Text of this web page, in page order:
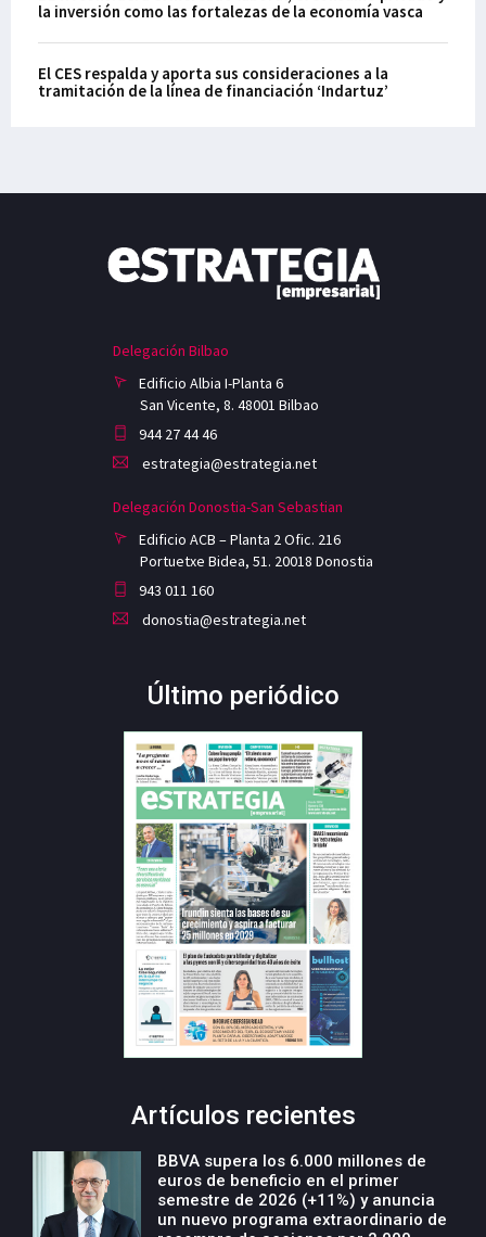
la inversión como las fortalezas de la economía vasca
El CES respalda y aporta sus consideraciones a la
tramitación de la línea de financiación ‘Indartuz’
Delegación Bilbao
Edificio Albia I-Planta 6
San Vicente, 8. 48001 Bilbao
944 27 44 46
estrategia@estrategia.net
Delegación Donostia-San Sebastian
Edificio ACB – Planta 2 Ofic. 216
Portuetxe Bidea, 51. 20018 Donostia
943 011 160
donostia@estrategia.net
Último periódico
Artículos recientes
BBVA supera los 6.000 millones de
euros de beneficio en el primer
semestre de 2026 (+11%) y anuncia
un nuevo programa extraordinario de